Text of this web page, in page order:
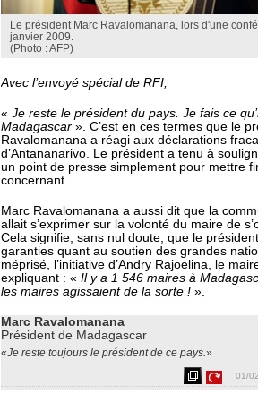
Le président Marc Ravalomanana, lors d'une
janvier 2009.
(Photo : AFP)
Avec l’envoyé spécial de RFI,
« Je reste le président du pays. Je fais ce
Madagascar ». C’est en ces termes que le
Ravalomanana a réagi aux déclarations
d’Antananarivo. Le président a tenu à
un point de presse simplement pour mettre
concernant.
Marc Ravalomanana a aussi dit que la
allait s’exprimer sur la volonté du maire de
Cela signifie, sans nul doute, que le
garanties quant au soutien des grandes
méprisé, l’initiative d’Andry Rajoelina, le
expliquant : « Il y a 1 546 maires à
les maires agissaient de la sorte ! ».
Marc Ravalomanana
Président de Madagascar
«Je reste toujours le président de ce pays.»
01/